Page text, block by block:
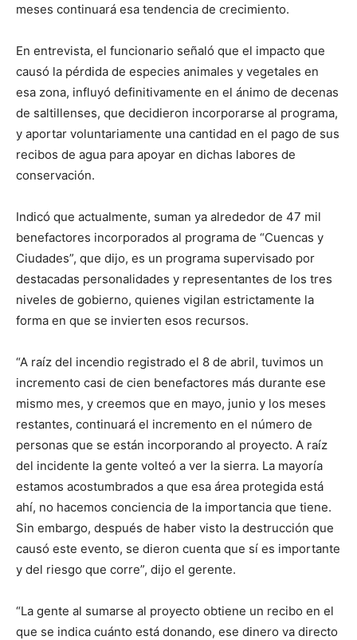
meses continuará esa tendencia de crecimiento.
En entrevista, el funcionario señaló que el impacto que
causó la pérdida de especies animales y vegetales en
esa zona, influyó definitivamente en el ánimo de decenas
de saltillenses, que decidieron incorporarse al programa,
y aportar voluntariamente una cantidad en el pago de sus
recibos de agua para apoyar en dichas labores de
conservación.
Indicó que actualmente, suman ya alrededor de 47 mil
benefactores incorporados al programa de “Cuencas y
Ciudades”, que dijo, es un programa supervisado por
destacadas personalidades y representantes de los tres
niveles de gobierno, quienes vigilan estrictamente la
forma en que se invierten esos recursos.
“A raíz del incendio registrado el 8 de abril, tuvimos un
incremento casi de cien benefactores más durante ese
mismo mes, y creemos que en mayo, junio y los meses
restantes, continuará el incremento en el número de
personas que se están incorporando al proyecto. A raíz
del incidente la gente volteó a ver la sierra. La mayoría
estamos acostumbrados a que esa área protegida está
ahí, no hacemos conciencia de la importancia que tiene.
Sin embargo, después de haber visto la destrucción que
causó este evento, se dieron cuenta que sí es importante
y del riesgo que corre”, dijo el gerente.
“La gente al sumarse al proyecto obtiene un recibo en el
que se indica cuánto está donando, ese dinero va directo